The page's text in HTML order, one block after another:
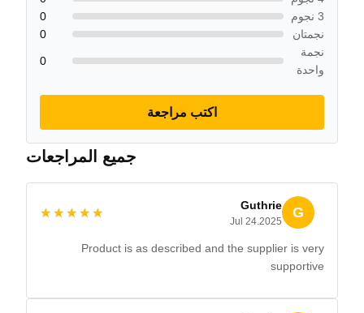
3 نجوم
0
نجمتان
0
نجمة
واحدة
0
اكتب مراجعة
جميع المراجعات
G
Guthrie
Jul 24.2025
★★★★★
★★★★★
Product is as described and the supplier is very
supportive